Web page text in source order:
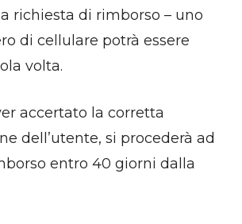
richiesta di rimborso – uno
di cellulare potrà essere
volta.
accertato la corretta
dell’utente, si procederà ad
entro 40 giorni dalla